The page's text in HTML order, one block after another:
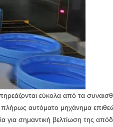
εύκολα από τα
αυτόματο μηχάνημα
για σημαντική βελτίωση της